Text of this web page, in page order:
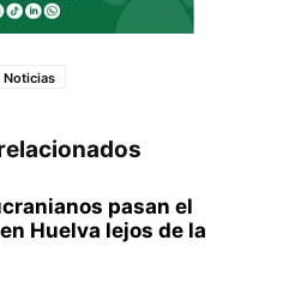
Noticias
pasan el
Huelva lejos de la